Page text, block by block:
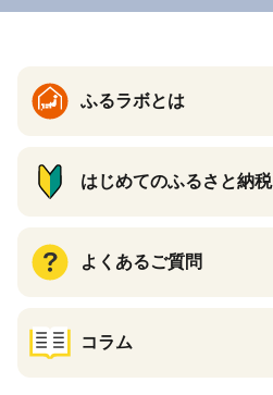
ふるラボとは
はじめてのふるさと納税
よくあるご質問
コラム